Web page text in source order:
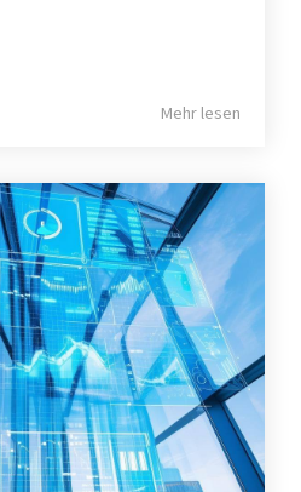
Mehr lesen